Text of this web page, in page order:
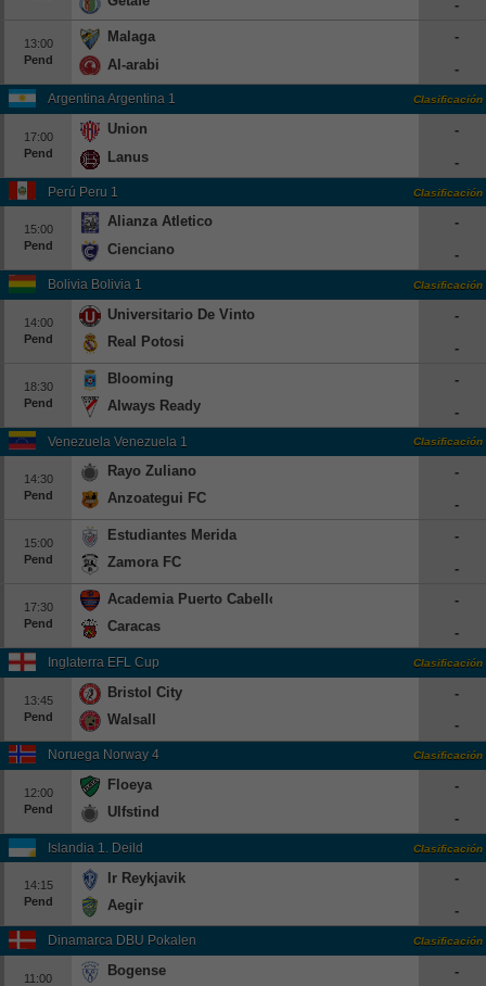
-
13:00
Pend
Malaga
Al-arabi
-
-
Argentina Argentina 1 Clasificación
17:00
Pend
Union
Lanus
-
-
Perú Peru 1 Clasificación
15:00
Pend
Alianza Atletico
Cienciano
-
-
Bolivia Bolivia 1 Clasificación
14:00
Pend
Universitario De Vinto
Real Potosi
-
-
18:30
Pend
Blooming
Always Ready
-
-
Venezuela Venezuela 1 Clasificación
14:30
Pend
Rayo Zuliano
Anzoategui FC
-
-
15:00
Pend
Estudiantes Merida
Zamora FC
-
-
17:30
Pend
Academia Puerto Cabello
Caracas
-
-
Inglaterra EFL Cup Clasificación
13:45
Pend
Bristol City
Walsall
-
-
Noruega Norway 4 Clasificación
12:00
Pend
Floeya
Ulfstind
-
-
Islandia 1. Deild Clasificación
14:15
Pend
Ir Reykjavik
Aegir
-
-
Dinamarca DBU Pokalen Clasificación
11:00
Bogense
-
Europa League
Supercopa Europa
Partidos amistosos
Partidos televisados
Baloncesto
Europa
Euroliga
España
ACB
Estados Unidos
Hockey
Fútbol Americano
Clasificación
Casas de Apuestas